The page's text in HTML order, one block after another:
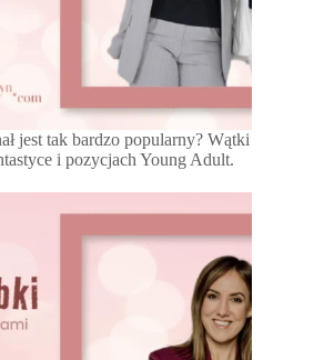
jest tak bardzo popularny? Wątki
i pozycjach Young Adult.